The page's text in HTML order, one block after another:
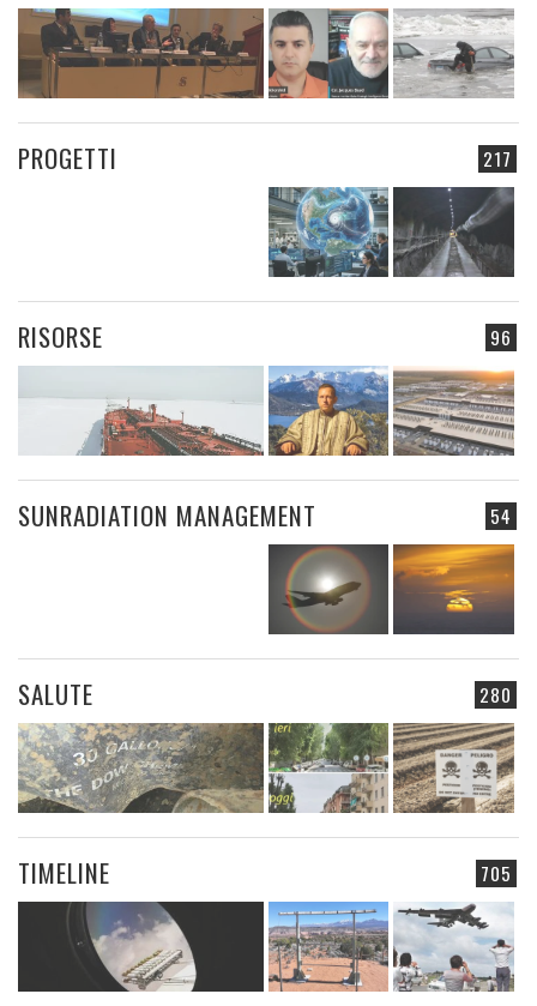
217
PROGETTI
96
RISORSE
54
SUNRADIATION MANAGEMENT
280
SALUTE
705
TIMELINE